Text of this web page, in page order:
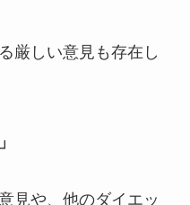
厳しい意見も存在し
見や、他のダイエッ